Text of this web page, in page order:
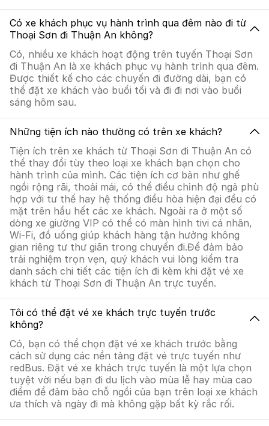
Có xe khách phục vụ hành trình qua đêm nào đi từ
Thoại Sơn đi Thuận An không?
Có, nhiều xe khách hoạt động trên tuyến Thoại Sơn
đi Thuận An là xe khách phục vụ hành trình qua đêm.
Được thiết kế cho các chuyến đi đường dài, bạn có
thể đặt xe khách vào buổi tối và đi đi nơi vào buổi
sáng hôm sau.
Những tiện ích nào thường có trên xe khách?
Tiện ích trên xe khách từ Thoại Sơn đi Thuận An có
thể thay đổi tùy theo loại xe khách bạn chọn cho
hành trình của mình. Các tiện ích cơ bản như ghế
ngồi rộng rãi, thoải mái, có thể điều chỉnh độ ngả phù
hợp với tư thế hay hệ thống điều hòa hiện đại đều có
mặt trên hầu hết các xe khách. Ngoài ra ở một số
dòng xe giường VIP có thể có màn hình tivi cá nhân,
Wi-Fi, đồ uống giúp khách hàng tận hưởng không
gian riêng tư thư giãn trong chuyến đi.Để đảm bảo
trải nghiệm trọn vẹn, quý khách vui lòng kiểm tra
danh sách chi tiết các tiện ích đi kèm khi đặt vé xe
khách từ Thoại Sơn đi Thuận An trực tuyến.
Tôi có thể đặt vé xe khách trực tuyến trước
không?
Có, bạn có thể chọn đặt vé xe khách trước bằng
cách sử dụng các nền tảng đặt vé trực tuyến như
redBus. Đặt vé xe khách trực tuyến là một lựa chọn
tuyệt vời nếu bạn đi du lịch vào mùa lễ hay mùa cao
điểm để đảm bảo chỗ ngồi của bạn trên loại xe khách
ưa thích và ngày đi mà không gặp bất kỳ rắc rối.